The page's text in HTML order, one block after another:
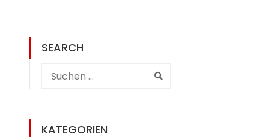
SEARCH
KATEGORIEN